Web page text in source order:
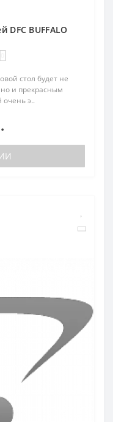
DFC BUFFALO
стол будет не
но и прекрасным
очень э..